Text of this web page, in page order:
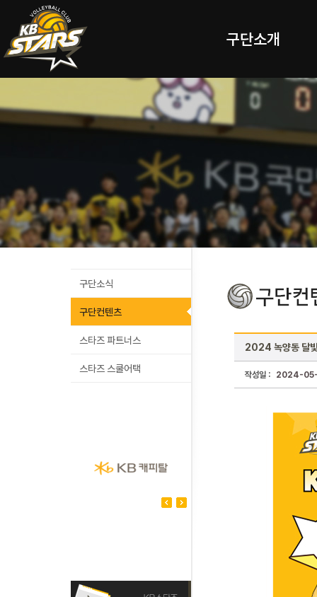
구단소개
구단소식
구단컨텐츠
스타즈 파트너스
스타즈 스쿨어택
2024 녹양동 달
작성일 : 2024-